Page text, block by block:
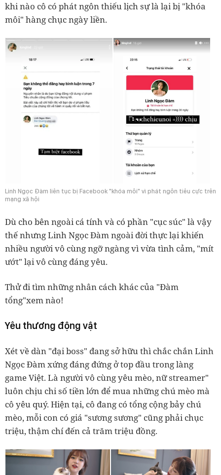
khi nào cô có phát ngôn thiếu lịch sự là lại bị "khóa
môi" hàng chục ngày liền.
Linh Ngọc Đàm liên tục bị Facebook "khóa môi" vì phát ngôn tiêu cực trên
mạng xã hội
Dù cho bên ngoài cá tính và có phần "cục súc" là vậy
thế nhưng Linh Ngọc Đàm ngoài đời thực lại khiến
nhiều người vô cùng ngỡ ngàng vì vừa tình cảm, "mít
ướt" lại vô cùng đáng yêu.
Thử đi tìm những nhân cách khác của "Đàm
tổng"xem nào!
Yêu thương động vật
Xét về dàn "đại boss" đang sở hữu thì chắc chắn Linh
Ngọc Đàm xứng đáng đứng ở top đầu trong làng
game Việt. Là người vô cùng yêu mèo, nữ streamer"
luôn chịu chi số tiền lớn để mua những chú mèo mà
cô yêu quý. Hiện tại, cô đang có tổng cộng bảy chú
mèo, mỗi con có giá "sương sương" cũng phải chục
triệu, thậm chí đến cả trăm triệu đồng.